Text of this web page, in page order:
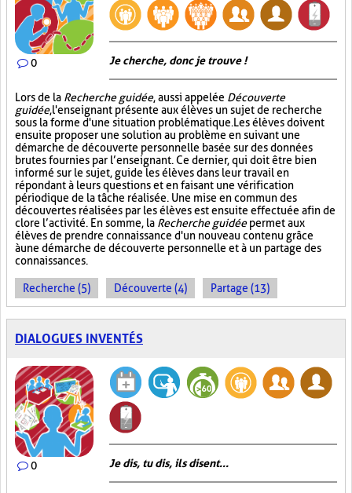
0 Je cherche, donc je trouve !
Lors de la Recherche guidée, aussi appelée Découverte
guidée, l'enseignant présente aux élèves un sujet de recherche
sous la forme d'une situation problématique. Les élèves doivent
ensuite proposer une solution au problème en suivant une
démarche de découverte personnelle basée sur des données
brutes fournies par l’enseignant. Ce dernier, qui doit être bien
informé sur le sujet, guide les élèves dans leur travail en
répondant à leurs questions et en faisant une vérification
périodique de la tâche réalisée. Une mise en commun des
découvertes réalisées par les élèves est ensuite effectuée afin de
clore l’activité. En somme, la Recherche guidéepermet aux
élèves de prendre connaissance d'un nouveau contenu grâce
à une démarche de découverte personnelle et à un partage des
connaissances.
Recherche (5) Découverte (4) Partage (13)
DIALOGUES INVENTÉS
0 Je dis, tu dis, ils disent...